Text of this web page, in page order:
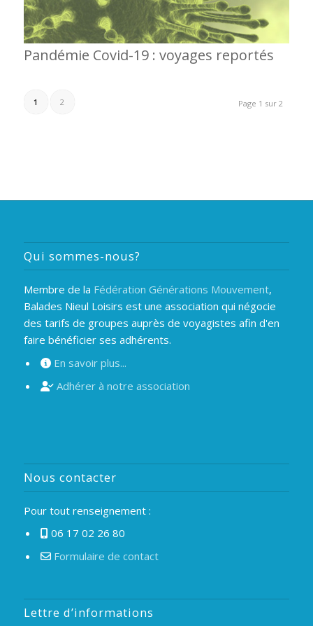
Pandémie Covid-19 : voyages reportés
Page 1 sur 2
1 2
Qui sommes-nous?
Membre de la Fédération Générations Mouvement,
Balades Nieul Loisirs est une association qui négocie
des tarifs de groupes auprès de voyagistes afin d'en
faire bénéficier ses adhérents.
En savoir plus...
Adhérer à notre association
Nous contacter
Pour tout renseignement :
06 17 02 26 80
Formulaire de contact
Lettre d’informations